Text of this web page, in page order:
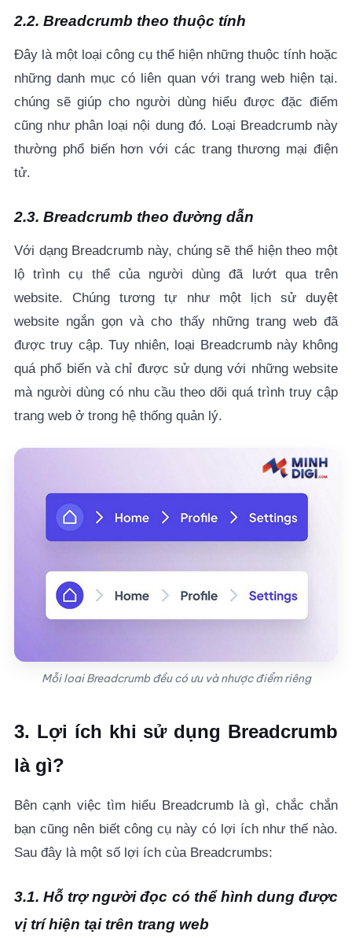
2.2. Breadcrumb theo thuộc tính
Đây là một loại công cụ thể hiện những thuộc tính hoặc
những danh mục có liên quan với trang web hiện tại.
chúng sẽ giúp cho người dùng hiểu được đặc điểm
cũng như phân loại nội dung đó. Loại Breadcrumb này
thường phổ biến hơn với các trang thương mại điện
tử.
2.3. Breadcrumb theo đường dẫn
Với dạng Breadcrumb này, chúng sẽ thể hiện theo một
lộ trình cụ thể của người dùng đã lướt qua trên
website. Chúng tương tự như một lịch sử duyệt
website ngắn gọn và cho thấy những trang web đã
được truy cập. Tuy nhiên, loại Breadcrumb này không
quá phổ biến và chỉ được sử dụng với những website
mà người dùng có nhu cầu theo dõi quá trình truy cập
trang web ở trong hệ thống quản lý.
Mỗi loai Breadcrumb đều có ưu và nhược điểm riêng
3. Lợi ích khi sử dụng Breadcrumb
là gì?
Bên cạnh việc tìm hiểu Breadcrumb là gì, chắc chắn
bạn cũng nên biết công cụ này có lợi ích như thế nào.
Sau đây là một số lợi ích cùa Breadcrumbs:
3.1. Hỗ trợ người đọc có thể hình dung được
vị trí hiện tại trên trang web